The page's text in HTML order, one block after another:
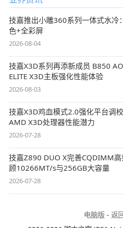
技嘉推出小雕360系列一体式水冷
色+全彩屏
2026-08-04
技嘉X3D系列再添新成员 B850
ELITE X3D主板强化性能体验
2026-08-03
技嘉X3D鸡血模式2.0强化平台调
AMD X3D处理器性能潜力
2026-07-28
技嘉Z890 DUO X完善CQDIMM
顾10266MT/s与256GB大容量
2026-07-28
电脑版- 返